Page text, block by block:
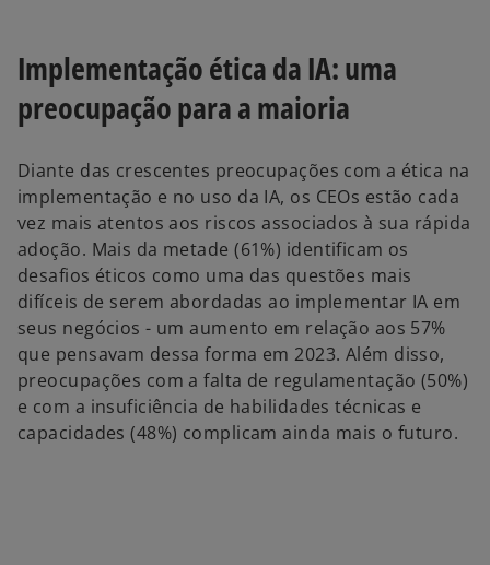
Implementação ética da IA: uma
preocupação para a maioria
Diante das crescentes preocupações com a ética na
implementação e no uso da IA, os CEOs estão cada
vez mais atentos aos riscos associados à sua rápida
adoção. Mais da metade (61%) identificam os
desafios éticos como uma das questões mais
difíceis de serem abordadas ao implementar IA em
seus negócios - um aumento em relação aos 57%
que pensavam dessa forma em 2023. Além disso,
preocupações com a falta de regulamentação (50%)
e com a insuficiência de habilidades técnicas e
capacidades (48%) complicam ainda mais o futuro.